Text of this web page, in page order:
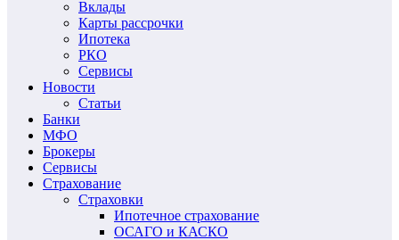
Вклады
Карты рассрочки
Ипотека
РКО
Сервисы
Новости
Статьи
Банки
МФО
Брокеры
Сервисы
Страхование
Страховки
Ипотечное страхование
ОСАГО и КАСКО